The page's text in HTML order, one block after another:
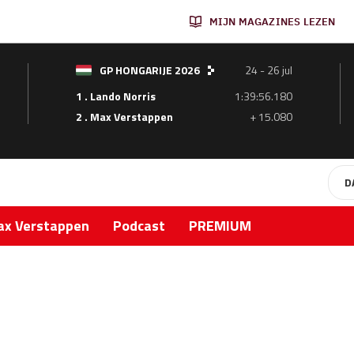
MIJN MAGAZINES LEZEN
GP HONGARIJE 2026
24 - 26 jul
1 . Lando Norris
1:39:56.180
2 . Max Verstappen
+ 15.080
Verstappen Podcast PREMIUM